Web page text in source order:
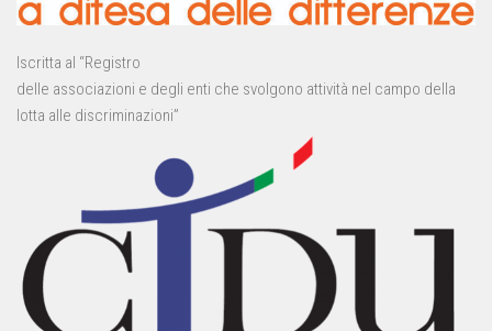
Iscritta al “Registro
delle associazioni e degli enti che svolgono attività nel campo della
lotta alle discriminazioni”